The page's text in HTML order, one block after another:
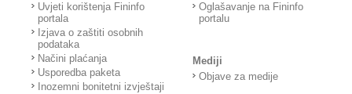
Uvjeti korištenja Fininfo
portala
Izjava o zaštiti osobnih
podataka
Načini plaćanja
Usporedba paketa
Inozemni bonitetni izvještaji
Oglašavanje na Fininfo
portalu
Mediji
Objave za medije